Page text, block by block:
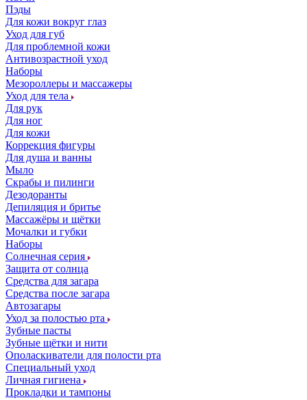
Пэды
Для кожи вокруг глаз
Уход для губ
Для проблемной кожи
Антивозрастной уход
Наборы
Мезороллеры и массажеры
Уход для тела
Для рук
Для ног
Для кожи
Коррекция фигуры
Для душа и ванны
Мыло
Скрабы и пилинги
Дезодоранты
Депиляция и бритье
Массажёры и щётки
Мочалки и губки
Наборы
Солнечная серия
Защита от солнца
Средства для загара
Средства после загара
Автозагары
Уход за полостью рта
Зубные пасты
Зубные щётки и нити
Ополаскиватели для полости рта
Специальный уход
Личная гигиена
Прокладки и тампоны